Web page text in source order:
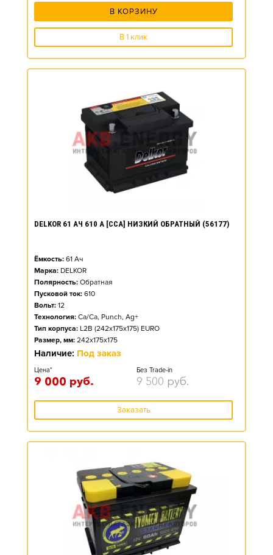
В КОРЗИНУ
В 1 клик
DELKOR 61 АЧ 610 А [CCA] НИЗКИЙ ОБРАТНЫЙ (56177)
Ёмкость: 61 Ач
Марка: DELKOR
Полярность: Обратная
Пусковой ток: 610
Вольт: 12
Технология: Ca/Ca, Punch, Ag+
Тип корпуса: L2B (242x175x175) EURO
Размер, мм: 242x175x175
Наличие: Под заказ
Цена*
9 000 руб.
Без Trade-in
9 500 руб.
Заказать